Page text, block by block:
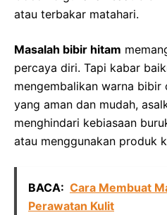
atau terbakar matahari.
Masalah bibir hitam
percaya diri. Tapi kabar
mengembalikan warna bibir
yang aman dan mudah,
menghindari kebiasaan
atau menggunakan produk
BACA: Cara Membuat
Perawatan Kulit